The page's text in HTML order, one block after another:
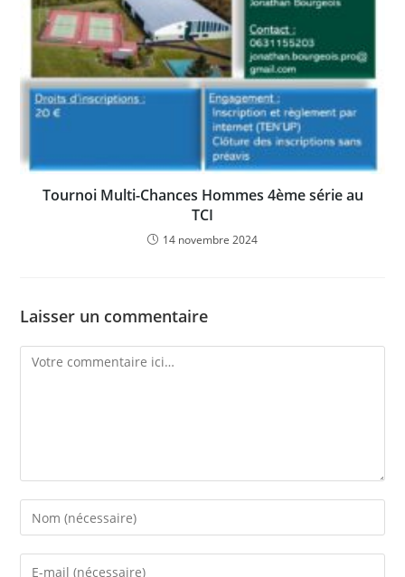
Tournoi Multi-Chances Hommes 4ème série au
TCI
14 novembre 2024
Laisser un commentaire
Comment
Enter
your
name
Enter